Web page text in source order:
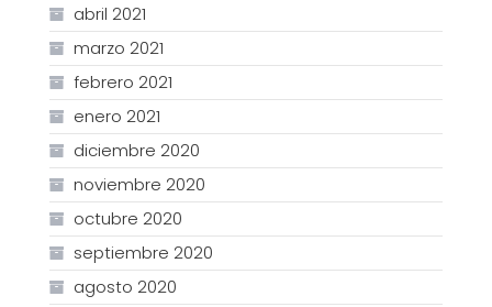
abril 2021
marzo 2021
febrero 2021
enero 2021
diciembre 2020
noviembre 2020
octubre 2020
septiembre 2020
agosto 2020